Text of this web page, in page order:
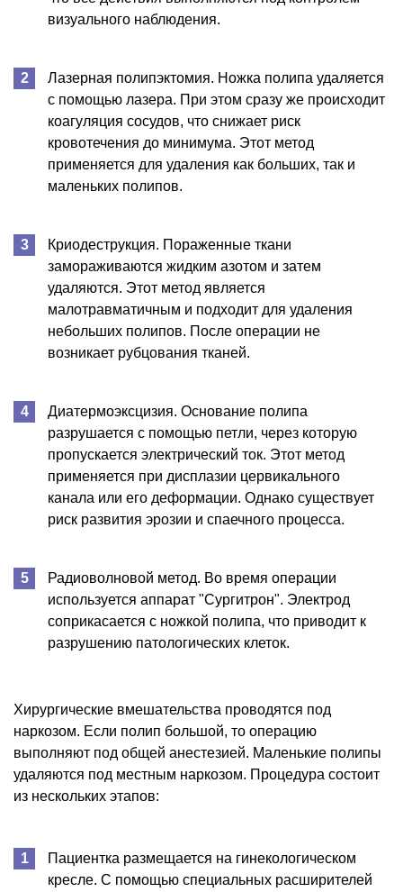
визуального наблюдения.
Лазерная полипэктомия. Ножка полипа удаляется
с помощью лазера. При этом сразу же происходит
коагуляция сосудов, что снижает риск
кровотечения до минимума. Этот метод
применяется для удаления как больших, так и
маленьких полипов.
Криодеструкция. Пораженные ткани
замораживаются жидким азотом и затем
удаляются. Этот метод является
малотравматичным и подходит для удаления
небольших полипов. После операции не
возникает рубцования тканей.
Диатермоэксцизия. Основание полипа
разрушается с помощью петли, через которую
пропускается электрический ток. Этот метод
применяется при дисплазии цервикального
канала или его деформации. Однако существует
риск развития эрозии и спаечного процесса.
Радиоволновой метод. Во время операции
используется аппарат "Сургитрон". Электрод
соприкасается с ножкой полипа, что приводит к
разрушению патологических клеток.
Хирургические вмешательства проводятся под
наркозом. Если полип большой, то операцию
выполняют под общей анестезией. Маленькие полипы
удаляются под местным наркозом. Процедура состоит
из нескольких этапов:
Пациентка размещается на гинекологическом
кресле. С помощью специальных расширителей